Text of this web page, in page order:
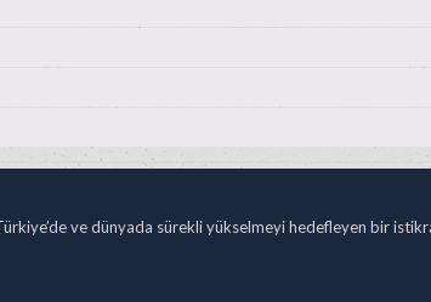
ve dünyada sürekli yükselmeyi hedefleyen bir